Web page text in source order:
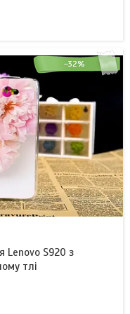
–32%
Lenovo S920 з
тлі